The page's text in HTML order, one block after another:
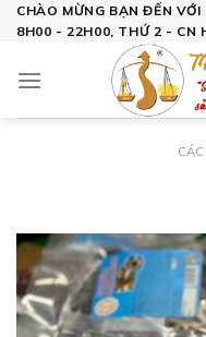
SkipCHÀO MỪNG BẠN ĐẾN
8H00 - 22H00, THỨ 2 - CN